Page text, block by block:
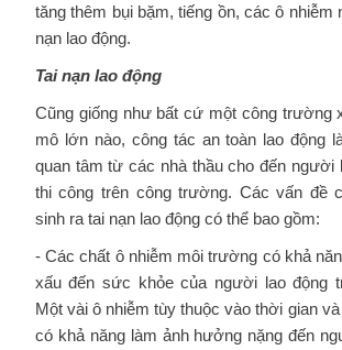
tăng thêm bụi bặm, tiếng ồn, các ô nhiễm
nạn lao động.
Tai nạn lao động
Cũng giống như bất cứ một công trường
mô lớn nào, công tác an toàn lao động
quan tâm từ các nhà thầu cho đến người
thi công trên công trường. Các vấn đề
sinh ra tai nạn lao động có thể bao gồm:
- Các chất ô nhiễm môi trường có khả
xấu đến sức khỏe của người lao động
Một vài ô nhiễm tùy thuộc vào thời gian
có khả năng làm ảnh hưởng nặng đến